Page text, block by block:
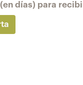
días) para